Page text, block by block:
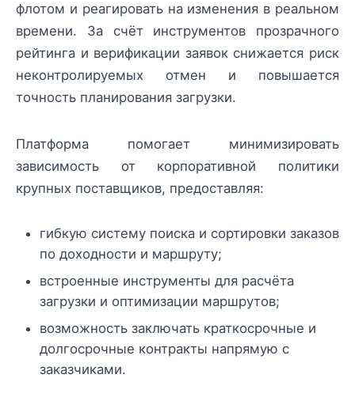
флотом и реагировать на изменения в реальном
времени. За счёт инструментов прозрачного
рейтинга и верификации заявок снижается риск
неконтролируемых отмен и повышается
точность планирования загрузки.
Платформа помогает минимизировать
зависимость от корпоративной политики
крупных поставщиков, предоставляя:
гибкую систему поиска и сортировки заказов
по доходности и маршруту;
встроенные инструменты для расчёта
загрузки и оптимизации маршрутов;
возможность заключать краткосрочные и
долгосрочные контракты напрямую с
заказчиками.